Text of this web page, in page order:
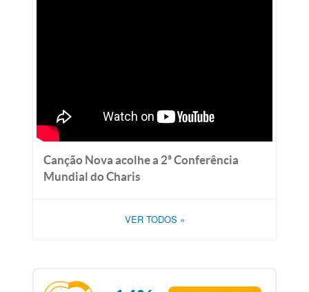
Canção Nova acolhe a 2ª Conferência
Mundial do Charis
VER TODOS »